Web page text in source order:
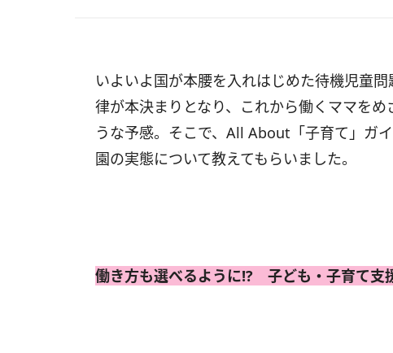
いよいよ国が本腰を入れはじめた待機児童
律が本決まりとなり、これから働くママを
うな予感。そこで、All About「子育て」ガ
園の実態について教えてもらいました。
働き方も選べるように!? 子ども・子育て支